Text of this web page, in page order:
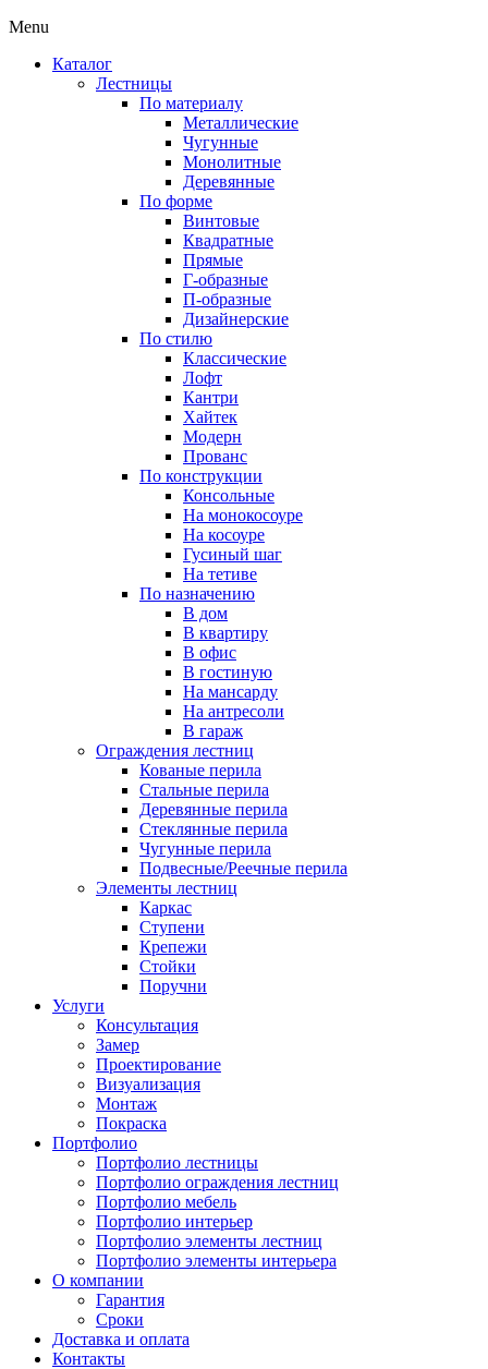
Menu
Каталог
Лестницы
По материалу
Металлические
Чугунные
Монолитные
Деревянные
По форме
Винтовые
Квадратные
Прямые
Г-образные
П-образные
Дизайнерские
По стилю
Классические
Лофт
Кантри
Хайтек
Модерн
Прованс
По конструкции
Консольные
На монокосоуре
На косоуре
Гусиный шаг
На тетиве
По назначению
В дом
В квартиру
В офис
В гостиную
На мансарду
На антресоли
В гараж
Ограждения лестниц
Кованые перила
Стальные перила
Деревянные перила
Стеклянные перила
Чугунные перила
Подвесные/Реечные перила
Элементы лестниц
Каркас
Ступени
Крепежи
Стойки
Поручни
Услуги
Консультация
Замер
Проектирование
Визуализация
Монтаж
Покраска
Портфолио
Портфолио лестницы
Портфолио ограждения лестниц
Портфолио мебель
Портфолио интерьер
Портфолио элементы лестниц
Портфолио элементы интерьера
О компании
Гарантия
Сроки
Доставка и оплата
Контакты